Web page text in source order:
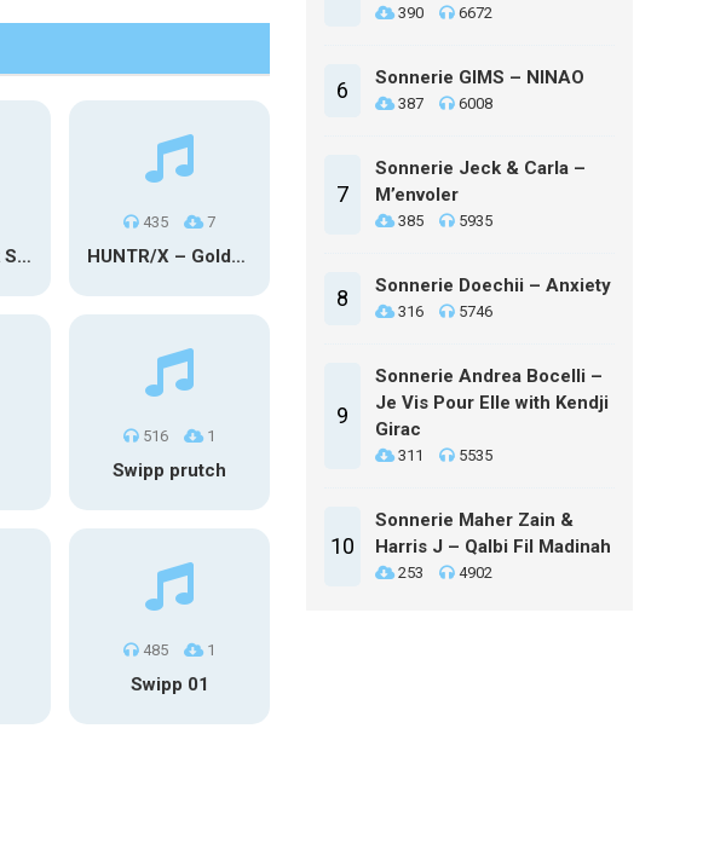
The End of Oak Street Trailer
435 7
HUNTR/X – Golden (Glowin’ Version)
516 1
Swipp prutch
485 1
Swipp 01
390 6672
6 Sonnerie GIMS – NINAO
387 6008
7
Sonnerie Jeck & Carla –
M’envoler
385 5935
8 Sonnerie Doechii – Anxiety
316 5746
9
Sonnerie Andrea Bocelli –
Je Vis Pour Elle with Kendji
Girac
311 5535
10
Sonnerie Maher Zain &
Harris J – Qalbi Fil Madinah
253 4902